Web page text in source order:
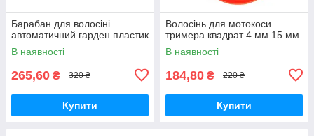
Барабан для волосіні
автоматичний гарден пластик
В наявності
265,60 ₴ 320 ₴
Купити
Волосінь для мотокоси
тримера квадрат 4 мм 15 мм
В наявності
184,80 ₴ 220 ₴
Купити